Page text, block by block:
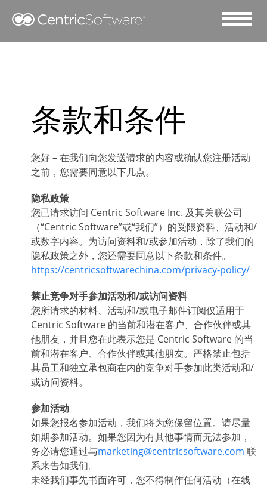
条款和条件
您好 – 在我们向您发送请求的内容或确认您注册活动
之前，您需要同意以下几点。
隐私政策
您已请求访问 Centric Software Inc. 及其关联公司
（“Centric Software”或“我们”）的受限资料、活动和/
或数字内容。为访问资料和/或参加活动，除了我们的
隐私政策之外，您还需要同意以下条款和条件。
https://centricsoftwarechina.com/privacy-policy/
禁止竞争对手参加活动和/或访问资料
您所请求的材料、活动和/或电子邮件订阅仅适用于
Centric Software 的当前和潜在客户、合作伙伴或其
他朋友，并且您在此表示您是 Centric Software 的当
前和潜在客户、合作伙伴或其他朋友。严格禁止包括
其员工和独立承包商在内的竞争对手参加此类活动和/
或访问资料。
参加活动
如果您报名参加活动，我们将为您保留位置。请尽量
如期参加活动。如果您因为有其他事情而无法参加，
务必请您通过与marketing@centricsoftware.com 联
系来告知我们。
未经我们事先书面许可，您不得制作任何活动（在线